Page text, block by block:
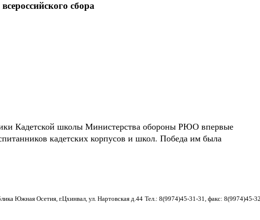
сбора
Кадетской школы Министерства обороны РЮО впервые
кадетских корпусов и школ. Победа им была
Южная Осетия, г.Цхинвал, ул. Нартовская д.44 Тел.: 8(9974)45-31-31, факс: 8(9974)45-